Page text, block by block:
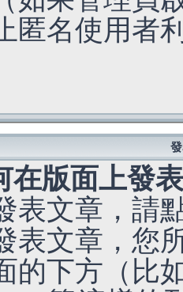
匿名使用者
在版面上發
表文章，請
表文章，您
的下方（比